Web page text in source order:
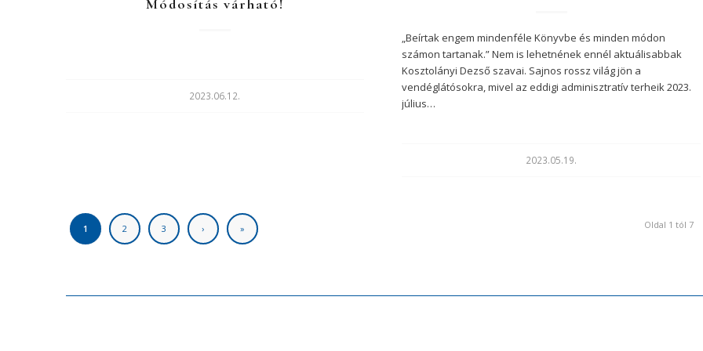
Módosítás várható!
2023.06.12.
„Beírtak engem mindenféle Könyvbe és minden módon
számon tartanak.” Nem is lehetnének ennél aktuálisabbak
Kosztolányi Dezső szavai. Sajnos rossz világ jön a
vendéglátósokra, mivel az eddigi adminisztratív terheik 2023.
július…
2023.05.19.
Oldal 1 tól 7
1 2 3 › »